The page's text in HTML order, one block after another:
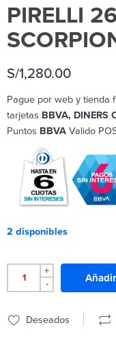
PIRELLI
S/1,280.00
Pague por web y tienda
tarjetas BBVA, DINERS
Puntos BBVA Valido
2 disponibles
+
-
Deseados